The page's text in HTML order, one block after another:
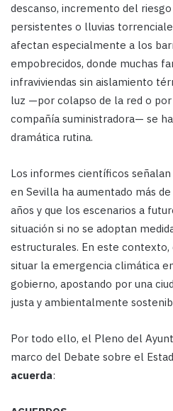
descanso, incremento del riesgo
persistentes o lluvias
afectan especialmente a los
empobrecidos, donde muchas
infraviviendas sin aislamiento
luz —por colapso de la red o
compañía suministradora— se
dramática rutina.
Los informes científicos
en Sevilla ha aumentado más
años y que los escenarios a
situación si no se adoptan
estructurales. En este
situar la emergencia climática
gobierno, apostando por una
justa y ambientalmente
Por todo ello, el Pleno del
marco del Debate sobre el
acuerda: